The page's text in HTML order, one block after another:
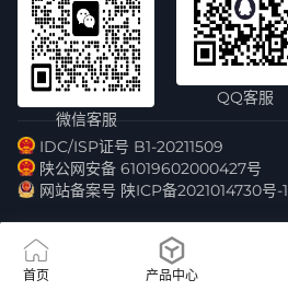
微信客服
QQ客服
IDC/ISP证号 B1-20211509
陕公网安备 61019602000427号
网站备案号 陕ICP备2021014730号-1
首页 产品中心